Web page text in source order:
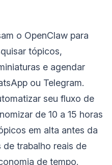
o OpenClaw para
tópicos,
e agendar
ou Telegram.
seu fluxo de
de 10 a 15 horas
em alta antes da
trabalho reais de
de tempo.